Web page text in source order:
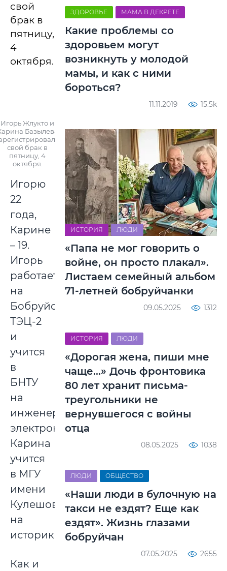
свой
брак в
пятницу,
4
октября.
Игорь Жлукто и
Базылева
свой брак в
пятницу, 4
октября.
Игорю
22
года,
Карине
– 19.
Игорь
работает
на
Бобруйской
ТЭЦ-2
и
учится
в
БНТУ
на
инженера-
электроника.
Карина
учится
в МГУ
имени
Кулешова
на
историка.
Как и
ЗДОРОВЬЕ МАМА В ДЕКРЕТЕ
Какие проблемы со
здоровьем могут
возникнуть у молодой
мамы, и как с ними
бороться?
11.11.2019 15.5k
ИСТОРИЯ ЛЮДИ
«Папа не мог говорить о
войне, он просто плакал».
Листаем семейный альбом
71-летней бобруйчанки
09.05.2025 1312
ИСТОРИЯ ЛЮДИ
«Дорогая жена, пиши мне
чаще…» Дочь фронтовика
80 лет хранит письма-
треугольники не
вернувшегося с войны
отца
08.05.2025 1038
ЛЮДИ ОБЩЕСТВО
«Наши люди в булочную на
такси не ездят? Еще как
ездят». Жизнь глазами
бобруйчан
07.05.2025 2655